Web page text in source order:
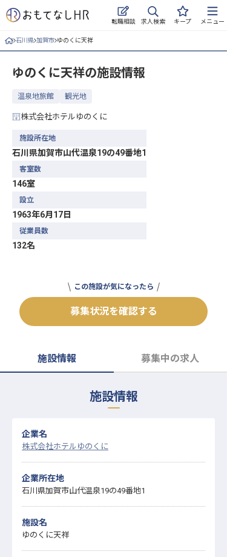
転職相談 求人検索 キープ メニュー
ログイン
求人・施設を探す
キープした求人
おもてなしHRについて
ご利用の流れ
よくある質問
無料 転職サポートに申し込む
採用をお考えの企業様へ
石川県 加賀市 ゆのくに天祥
ゆのくに天祥の施設情報
温泉地旅館 観光地
株式会社ホテルゆのくに
施設所在地
石川県加賀市山代温泉19の49番地1
客室数
146室
設立
1963年6月17日
従業員数
132名
この施設が気になったら
募集状況を確認する
施設情報 募集中の求人
施設情報
企業名
株式会社ホテルゆのくに
企業所在地
石川県加賀市山代温泉19の49番地1
施設名
ゆのくに天祥